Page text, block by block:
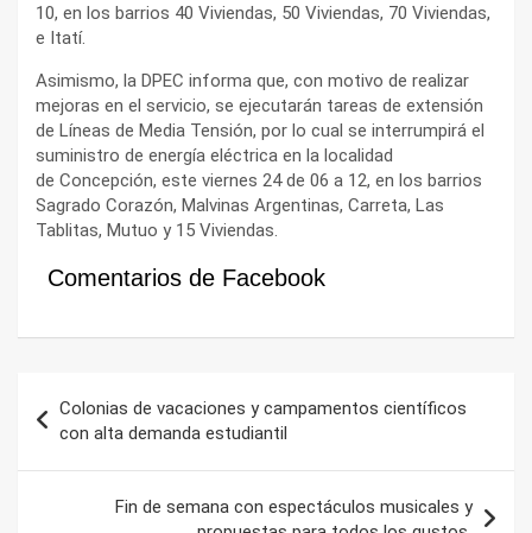
10, en los barrios 40 Viviendas, 50 Viviendas, 70 Viviendas,
e Itatí.
Asimismo, la DPEC informa que, con motivo de realizar
mejoras en el servicio, se ejecutarán tareas de extensión
de Líneas de Media Tensión, por lo cual se interrumpirá el
suministro de energía eléctrica en la localidad
de Concepción, este viernes 24 de 06 a 12, en los barrios
Sagrado Corazón, Malvinas Argentinas, Carreta, Las
Tablitas, Mutuo y 15 Viviendas.
Comentarios de Facebook
de
entradas
Colonias de vacaciones y campamentos científicos
con alta demanda estudiantil
Fin de semana con espectáculos musicales y